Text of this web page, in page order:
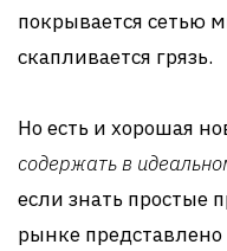
покрывается сетью
скапливается грязь.
Но есть и хорошая
содержать в
если знать простые
рынке